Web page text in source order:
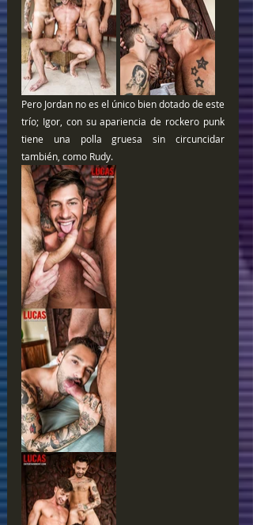
Pero Jordan no es el único bien dotado de este
trío; Igor, con su apariencia de rockero punk
tiene una polla gruesa sin circuncidar
también, como Rudy.